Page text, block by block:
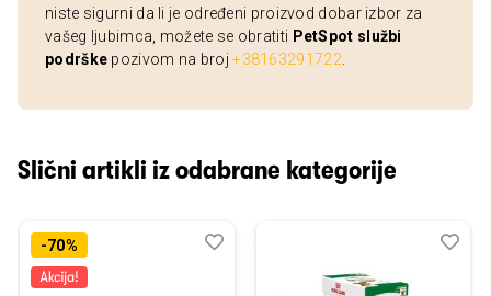
niste sigurni da li je određeni proizvod dobar izbor za
vašeg ljubimca, možete se obratiti PetSpot službi
podrške pozivom na broj+38163291722
Slični artikli iz odabrane kategorije
-70%
Dodaj
Uporedi